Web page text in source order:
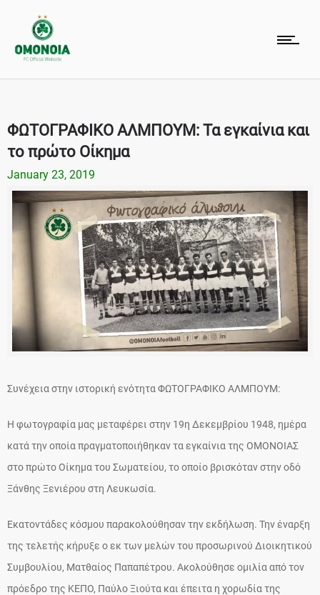
ΦΩΤΟΓΡΑΦΙΚΟ ΑΛΜΠΟΥΜ: Τα εγκαίνια και
το πρώτο Οίκημα
January 23, 2019
Συνέχεια στην ιστορική ενότητα ΦΩΤΟΓΡΑΦΙΚΟ ΑΛΜΠΟΥΜ:
Η φωτογραφία μας μεταφέρει στην 19η Δεκεμβρίου 1948, ημέρα
κατά την οποία πραγματοποιήθηκαν τα εγκαίνια της ΟΜΟΝΟΙΑΣ
στο πρώτο Οίκημα του Σωματείου, το οποίο βρισκόταν στην οδό
Ξάνθης Ξενιέρου στη Λευκωσία.
Εκατοντάδες κόσμου παρακολούθησαν την εκδήλωση. Την έναρξη
της τελετής κήρυξε ο εκ των μελών του προσωρινού Διοικητικού
Συμβουλίου, Ματθαίος Παπαπέτρου. Ακολούθησε ομιλία από τον
πρόεδρο της ΚΕΠΟ, Παύλο Ξιούτα και έπειτα η χορωδία της